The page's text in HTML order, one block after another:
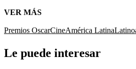
VER MÁS
Premios OscarCineAmérica Latina
Le puede interesar